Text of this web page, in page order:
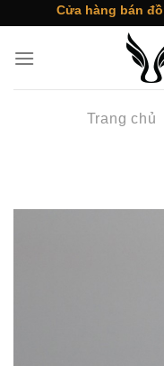
content
Cửa hàng bán
Trang chủ